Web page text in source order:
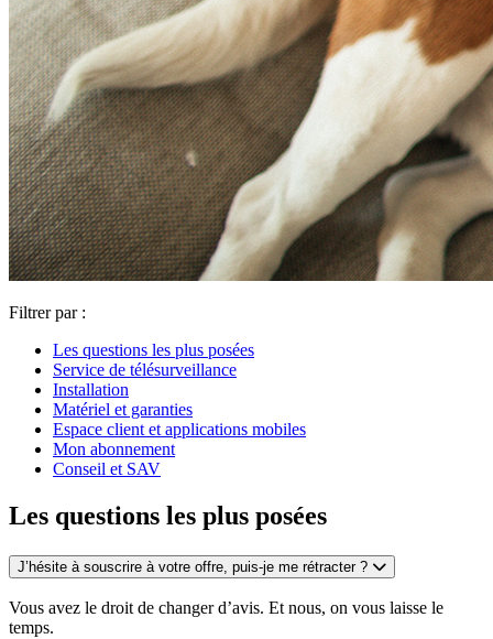
Filtrer par :
Les questions les plus posées
Service de télésurveillance
Installation
Matériel et garanties
Espace client et applications mobiles
Mon abonnement
Conseil et SAV
Les questions les plus posées
J’hésite à souscrire à votre offre, puis-je me rétracter ?
Vous avez le droit de changer d’avis. Et nous, on vous laisse le
temps.